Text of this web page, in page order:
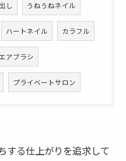
し うねうねネイル
ハートネイル カラフル
アブラシ
プライベートサロン
する仕上がりを追求して